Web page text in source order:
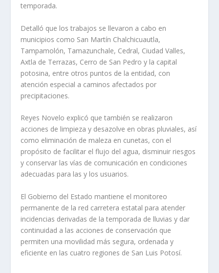
temporada.
Detalló que los trabajos se llevaron a cabo en
municipios como San Martín Chalchicuautla,
Tampamolón, Tamazunchale, Cedral, Ciudad Valles,
Axtla de Terrazas, Cerro de San Pedro y la capital
potosina, entre otros puntos de la entidad, con
atención especial a caminos afectados por
precipitaciones.
Reyes Novelo explicó que también se realizaron
acciones de limpieza y desazolve en obras pluviales, así
como eliminación de maleza en cunetas, con el
propósito de facilitar el flujo del agua, disminuir riesgos
y conservar las vías de comunicación en condiciones
adecuadas para las y los usuarios.
El Gobierno del Estado mantiene el monitoreo
permanente de la red carretera estatal para atender
incidencias derivadas de la temporada de lluvias y dar
continuidad a las acciones de conservación que
permiten una movilidad más segura, ordenada y
eficiente en las cuatro regiones de San Luis Potosí.